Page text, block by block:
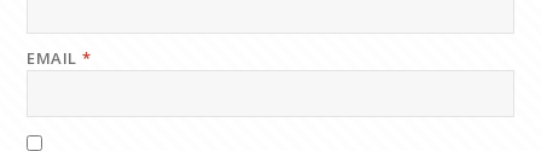
EMAIL *